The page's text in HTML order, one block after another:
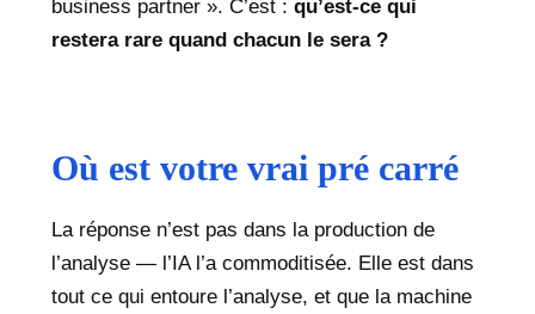
business partner ». C’est : qu’est-ce qui
restera rare quand chacun le sera ?
Où est votre vrai pré carré
La réponse n’est pas dans la production de
l’analyse — l’IA l’a commoditisée. Elle est dans
tout ce qui entoure l’analyse, et que la machine